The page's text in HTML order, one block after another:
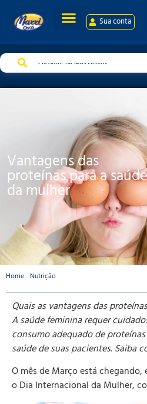
Sua conta
Vantagens das
proteínas para a
da mulher
Home Nutrição
Quais as vantagens das
A saúde feminina requer
consumo adequado de
saúde de suas pacientes.Saiba
O mês de Março está
o Dia Internacional da Mulher,